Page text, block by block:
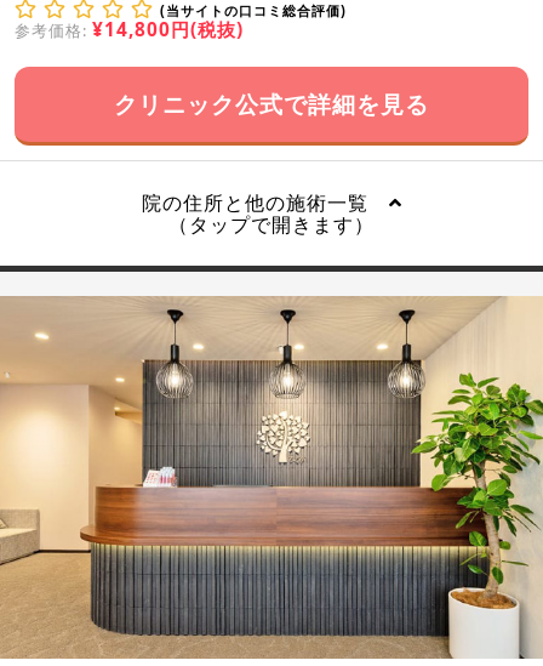
(当サイトの口コミ総合評価)
参考価格: ¥14,800円(税抜)
クリニック公式で詳細を見る
院の住所と他の施術一覧
（タップで開きます）